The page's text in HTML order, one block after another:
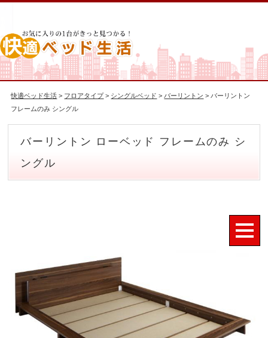
快適ベッド生活 > フロアタイプ > シングルベッド >バーリントン > バーリントン
フレームのみ シングル
バーリントン ローベッド フレームのみ シ
ングル